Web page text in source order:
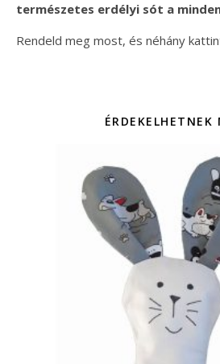
természetes erdélyi sót a
Rendeld meg most, és néhány
ÉRDEKELHETNEK